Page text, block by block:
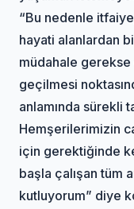
“Bu nedenle
hayati alanlardan
müdahale gerekse
geçilmesi
anlamında sürekli
Hemşerilerimizin
için gerektiğinde
başla çalışan tüm
kutluyorum” diye